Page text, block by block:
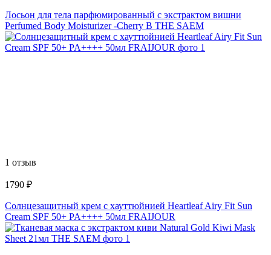
Лосьон для тела парфюмированный с экстрактом вишни
Perfumed Body Moisturizer -Cherry B THE SAEM
1 отзыв
1790 ₽
Солнцезащитный крем с хауттюйнией Heartleaf Airy Fit Sun
Cream SPF 50+ PA++++ 50мл FRAIJOUR